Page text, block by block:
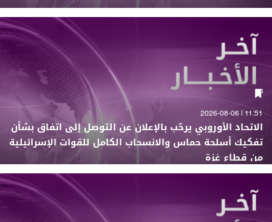
11:51 | 2026-08-06
الاتحاد الأوروبي يرحّب بالإعلان عن التوصل إلى اتفاق بشأن
تفكيك أسلحة حماس والانسحاب الكامل للقوات الإسرائيلية
من قطاع غزة